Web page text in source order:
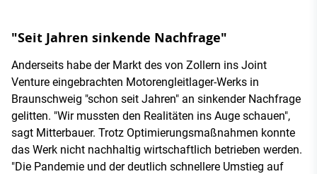
"Seit Jahren sinkende Nachfrage"
Anderseits habe der Markt des von Zollern ins Joint
Venture eingebrachten Motorengleitlager-Werks in
Braunschweig "schon seit Jahren" an sinkender Nachfrage
gelitten. "Wir mussten den Realitäten ins Auge schauen",
sagt Mitterbauer. Trotz Optimierungsmaßnahmen konnte
das Werk nicht nachhaltig wirtschaftlich betrieben werden.
"Die Pandemie und der deutlich schnellere Umstieg auf